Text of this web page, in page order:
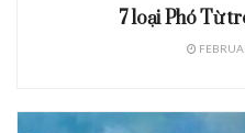
7 loại Phó Từ